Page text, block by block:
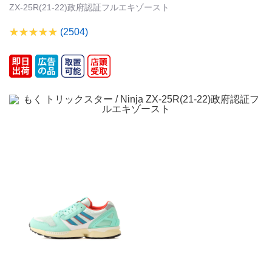
ZX-25R(21-22)政府認証フルエキゾースト
(2504)